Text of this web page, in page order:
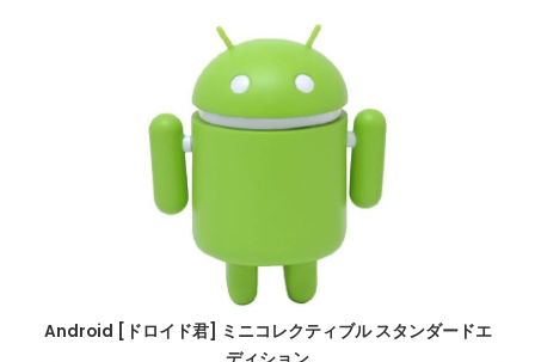
Android [ドロイド君] ミニコレクティブル スタンダードエ